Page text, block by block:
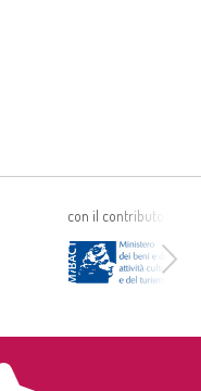
con il contributo di